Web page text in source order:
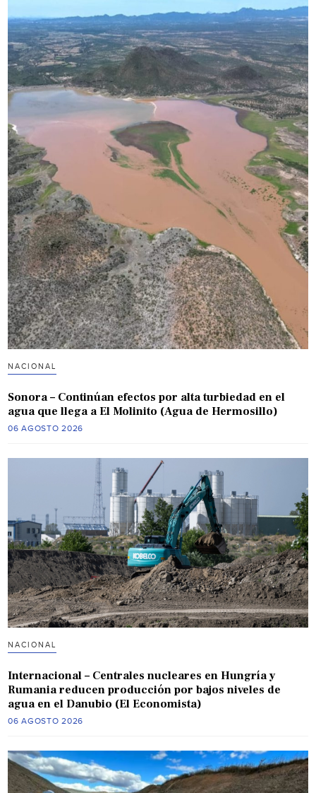
NACIONAL
Sonora – Continúan efectos por alta turbiedad en el
agua que llega a El Molinito (Agua de Hermosillo)
06 AGOSTO 2026
NACIONAL
Internacional – Centrales nucleares en Hungría y
Rumania reducen producción por bajos niveles de
agua en el Danubio (El Economista)
06 AGOSTO 2026